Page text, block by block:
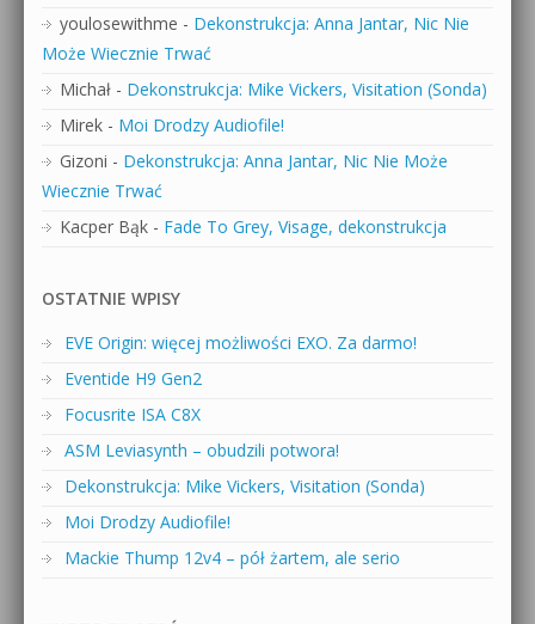
youlosewithme - Dekonstrukcja: Anna Jantar, Nic Nie
Może Wiecznie Trwać
Michał - Dekonstrukcja: Mike Vickers, Visitation (Sonda)
Mirek - Moi Drodzy Audiofile!
Gizoni - Dekonstrukcja: Anna Jantar, Nic Nie Może
Wiecznie Trwać
Kacper Bąk - Fade To Grey, Visage, dekonstrukcja
OSTATNIE WPISY
EVE Origin: więcej możliwości EXO. Za darmo!
Eventide H9 Gen2
Focusrite ISA C8X
ASM Leviasynth – obudzili potwora!
Dekonstrukcja: Mike Vickers, Visitation (Sonda)
Moi Drodzy Audiofile!
Mackie Thump 12v4 – pół żartem, ale serio